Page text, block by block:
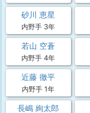
砂川 恵星
内野手 3年
若山 空蒼
内野手 4年
近藤 徹平
内野手 1年
長嶋 絢太郎